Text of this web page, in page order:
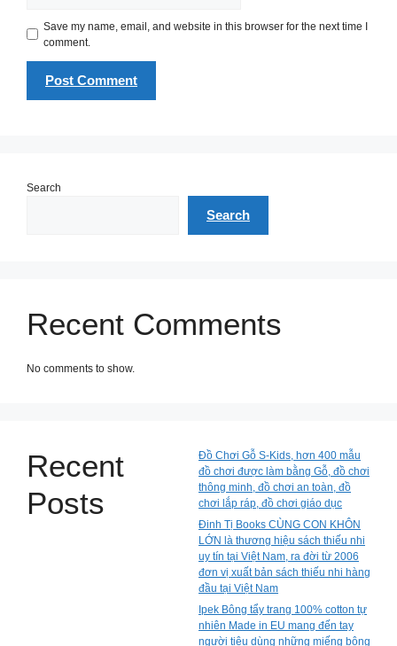
Save my name, email, and website in this browser for the next time I
comment.
Search
Search
Recent Comments
No comments to show.
Recent
Posts
Đồ Chơi Gỗ S-Kids, hơn 400 mẫu
đồ chơi được làm bằng Gỗ, đồ chơi
thông minh, đồ chơi an toàn, đồ
chơi lắp ráp, đồ chơi giáo dục
Đinh Tị Books CÙNG CON KHÔN
LỚN là thương hiệu sách thiếu nhi
uy tín tại Việt Nam, ra đời từ 2006
đơn vị xuất bản sách thiếu nhi hàng
đầu tại Việt Nam
Ipek Bông tẩy trang 100% cotton tự
nhiên Made in EU mang đến tay
người tiêu dùng những miếng bông